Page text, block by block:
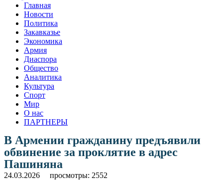
Главная
Новости
Политика
Закавказье
Экономика
Армия
Диаспора
Общество
Аналитика
Культура
Спорт
Мир
О нас
ПАРТНЕРЫ
В Армении гражданину предъявили
обвинение за проклятие в адрес
Пашиняна
24.03.2026 просмотры: 2552